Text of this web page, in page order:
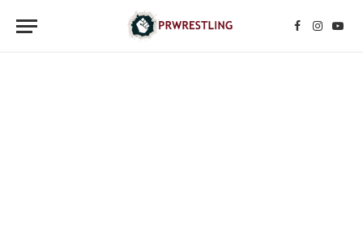
Facebook